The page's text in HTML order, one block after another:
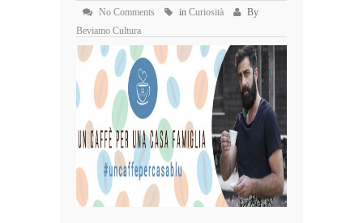
No Comments in Curiosità
By
Beviamo Cultura